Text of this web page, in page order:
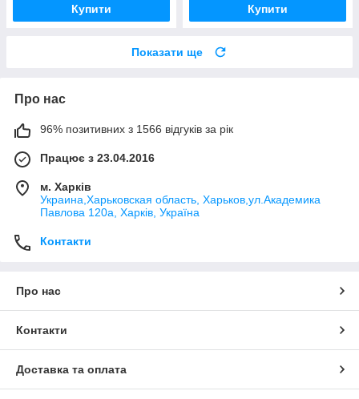
Купити Купити
Показати ще
Про нас
96% позитивних з 1566 відгуків за рік
Працює з 23.04.2016
м. Харків
Украина,Харьковская область, Харьков,ул.Академика
Павлова 120а, Харків, Україна
Контакти
Про нас
Контакти
Доставка та оплата